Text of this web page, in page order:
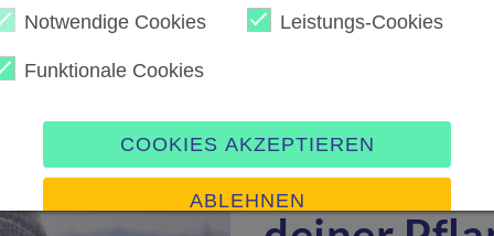
gemeistert und gerne
Tipps und
Notwendige Cookies Leistungs-Cookies
Funktionale Cookies
COOKIES AKZEPTIEREN
ABLEHNEN